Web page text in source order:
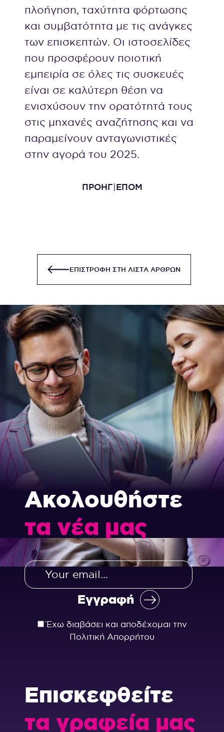
πλοήγηση, ταχύτητα φόρτωσης
και συμβατότητα με τις ανάγκες
των επισκεπτών. Οι ιστοσελίδες
που προσφέρουν ποιοτική
εμπειρία σε όλες τις συσκευές
είναι σε καλύτερη θέση να
ενισχύσουν την ορατότητά τους
στις μηχανές αναζήτησης και να
παραμείνουν ανταγωνιστικές
στην αγορά του 2025.
ΠΡΟΗΓ ΕΠΟΜ
ΕΠΙΣΤΡΟΦΗ ΣΤΗ ΛΙΣΤΑ ΑΡΘΡΩΝ
Ακολουθήστε
τα νέα μας
Έχω διαβάσει και αποδέχομαι την
Πολιτική Απορρήτου
Επισκεφθείτε
τα γραφεία μας